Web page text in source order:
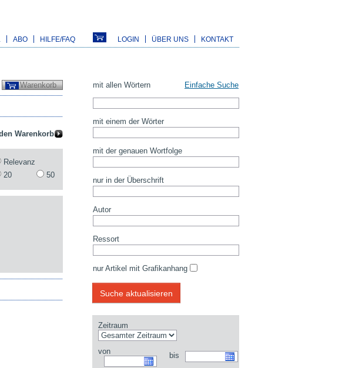
ABO HILFE/FAQ LOGIN ÜBER UNS KONTAKT
Warenkorb
Relevanz
20 50
mit allen Wörtern Einfache Suche
mit einem der Wörter
mit der genauen Wortfolge
nur in der Überschrift
Autor
Ressort
nur Artikel mit Grafikanhang
Zeitraum
von bis